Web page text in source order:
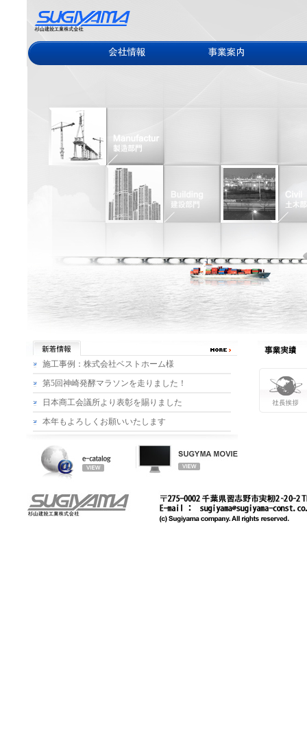
施工事例：株式会社ベストホーム様
第5回神崎発酵マラソンを走りました！
日本商工会議所より表彰を賜りました
本年もよろしくお願いいたします